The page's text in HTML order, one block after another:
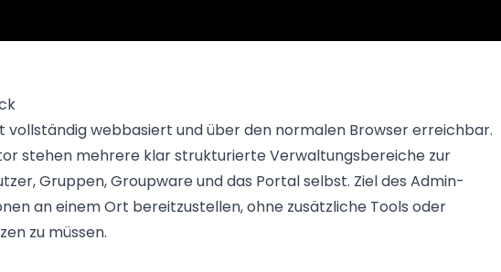
vollständig webbasiert und über den normalen Browser erreichbar.
stehen mehrere klar strukturierte Verwaltungsbereiche zur
Gruppen, Groupware und das Portal selbst. Ziel des Admin-
an einem Ort bereitzustellen, ohne zusätzliche Tools oder
zu müssen.